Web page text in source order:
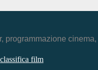
programmazione
classifica film